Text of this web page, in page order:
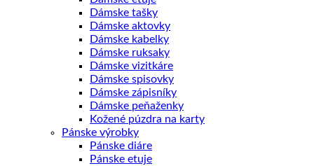
Dámske tašky
Dámske aktovky
Dámske kabelky
Dámske ruksaky
Dámske vizitkáre
Dámske spisovky
Dámske zápisníky
Dámske peňaženky
Kožené púzdra na karty
Pánske výrobky
Pánske diáre
Pánske etuje